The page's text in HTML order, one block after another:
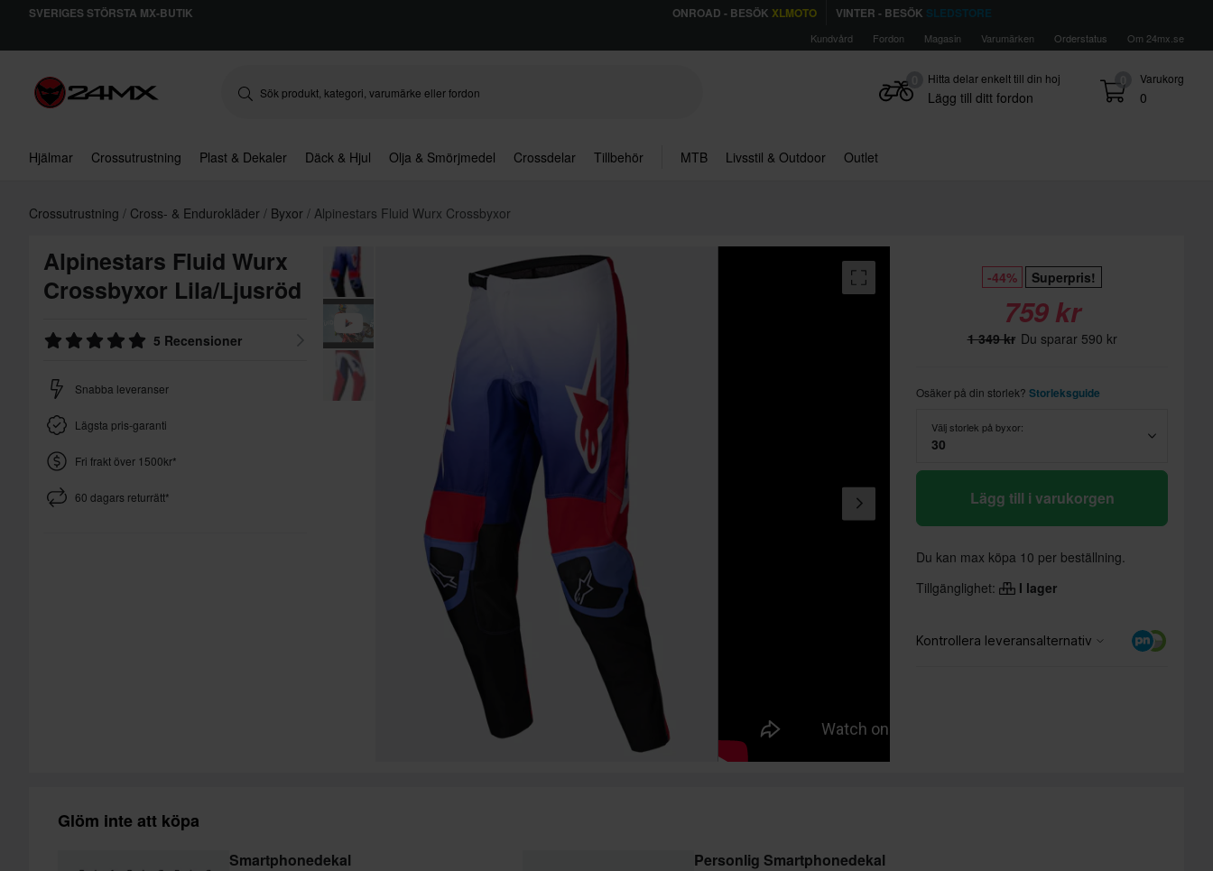
SVERIGES STÖRSTA MX-BUTIK ONROAD - BESÖK XLMOTO VINTER - BESÖK SLEDSTORE
Kundvård Fordon Magasin Varumärken Orderstatus Om 24mx.se
0 Varukorg
0
Hitta delar enkelt till din hoj
Lägg till ditt fordon
Hjälmar Crossutrustning Plast & Dekaler Däck & Hjul Olja & Smörjmedel Crossdelar Tillbehör MTB Livsstil & Outdoor Outlet
Crossutrustning Cross- & Endurokläder Byxor Alpinestars Fluid Wurx Crossbyxor
Alpinestars Fluid Wurx
Crossbyxor Lila/Ljusröd
5 Recensioner
Snabba leveranser
Lägsta pris-garanti
Fri frakt över 1500kr*
60 dagars returrätt*
-44% Superpris!
759 kr
1 349 kr Du sparar 590 kr
Osäker på din storlek? Storleksguide
Välj storlek på byxor:
30
Lägg till i varukorgen
Du kan max köpa 10 per beställning.
Tillgänglighet:
I lager
Glöm inte att köpa
Smartphonedekal Personlig Smartphonedekal